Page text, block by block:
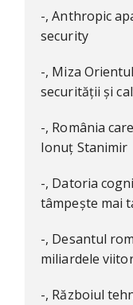
-, Anthropic
security
-, Miza
securității și
-, România
Ionuț Stanimir
-, Datoria
tâmpește mai
-, Desantul
miliardele
-, Războiul